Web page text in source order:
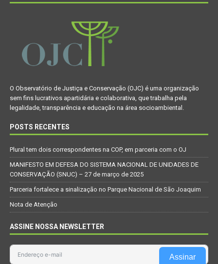
O Observatório de Justiça e Conservação (OJC) é uma organização
sem fins lucrativos apartidária e colaborativa, que trabalha pela
legalidade, transparência e educação na área socioambiental.
POSTS RECENTES
Plural tem dois correspondentes na COP, em parceria com o OJ
MANIFESTO EM DEFESA DO SISTEMA NACIONAL DE UNIDADES DE
CONSERVAÇÃO (SNUC) – 27 de março de 2025
Parceria fortalece a sinalização no Parque Nacional de São Joaquim
Nota de Atenção
ASSINE NOSSA NEWSLETTER
Assinar